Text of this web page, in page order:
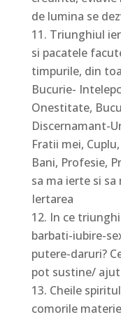
de lumina se
Triunghiul
si pacatele
timpurile, din
Bucurie-
Onestitate,
Discernamant-
Fratii mei,
Bani, Profesie,
sa ma ierte si
Iertarea
In ce
barbati-iubire-
putere-daruri?
pot sustine/
Cheile
comorile